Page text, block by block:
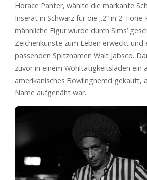
Horace Panter, wählte die markante
Inserat in Schwarz für die „2“ in 2-Tone-
männliche Figur wurde durch Sims’
Zeichenkünste zum Leben erweckt und
passenden Spitznamen Walt Jabsco.
zuvor in einem Wohltätigkeitsladen ein
amerikanisches Bowlinghemd gekauft,
Name aufgenäht war.